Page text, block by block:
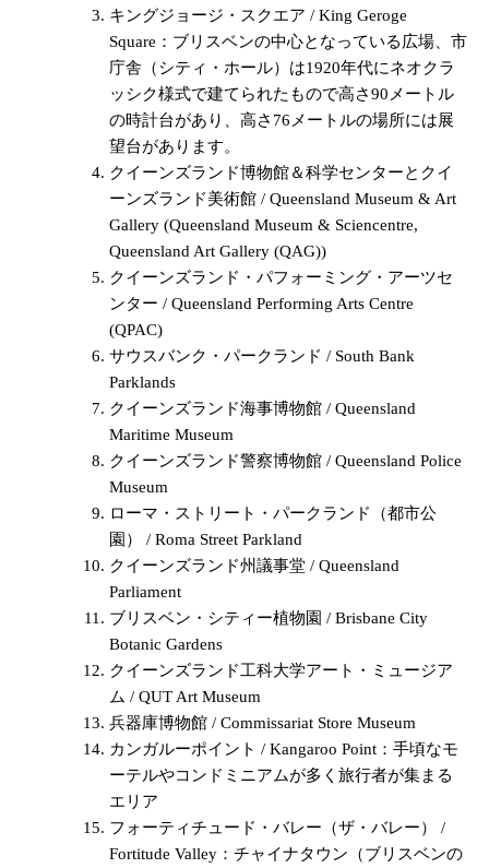
キングジョージ・スクエア / King Geroge
Square：ブリスベンの中心となっている広場、市
庁舎（シティ・ホール）は1920年代にネオクラ
ッシク様式で建てられたもので高さ90メートル
の時計台があり、高さ76メートルの場所には展
望台があります。
クイーンズランド博物館＆科学センターとクイ
ーンズランド美術館 / Queensland Museum & Art
Gallery (Queensland Museum & Sciencentre,
Queensland Art Gallery (QAG))
クイーンズランド・パフォーミング・アーツセ
ンター / Queensland Performing Arts Centre
(QPAC)
サウスバンク・パークランド / South Bank
Parklands
クイーンズランド海事博物館 / Queensland
Maritime Museum
クイーンズランド警察博物館 / Queensland Police
Museum
ローマ・ストリート・パークランド（都市公
園） / Roma Street Parkland
クイーンズランド州議事堂 / Queensland
Parliament
ブリスベン・シティー植物園 / Brisbane City
Botanic Gardens
クイーンズランド工科大学アート・ミュージア
ム / QUT Art Museum
兵器庫博物館 / Commissariat Store Museum
カンガルーポイント / Kangaroo Point：手頃なモ
ーテルやコンドミニアムが多く旅行者が集まる
エリア
フォーティチュード・バレー（ザ・バレー） /
Fortitude Valley：チャイナタウン（ブリスベンの